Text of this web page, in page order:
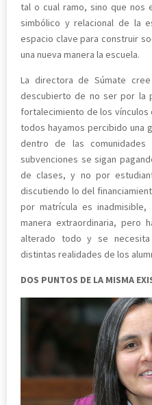
tal o cual ramo, sino que nos
simbólico y relacional de la
espacio clave para construir
una nueva manera la escuela.
La directora de Súmate
descubierto de no ser por la
fortalecimiento de los vínculos
todos hayamos percibido una
dentro de las
subvenciones se sigan
de clases, y no por
discutiendo lo del
por matrícula es
manera extraordinaria, pero
alterado todo y se
distintas realidades de los
DOS PUNTOS DE LA MISMA